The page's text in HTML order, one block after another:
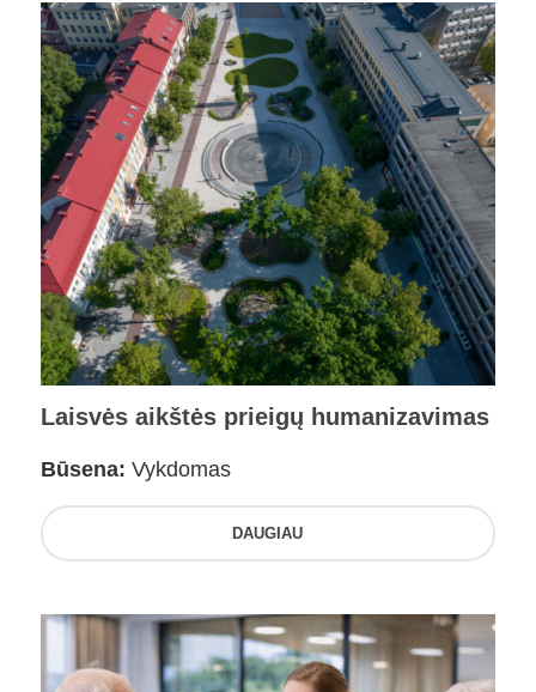
Laisvės aikštės prieigų humanizavimas
Būsena: Vykdomas
DAUGIAU